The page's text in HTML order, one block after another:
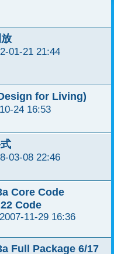
01-21 21:44
for Living)
24 16:53
03-08 22:46
Core Code
Code
2007-11-29 16:36
Full Package 6/17